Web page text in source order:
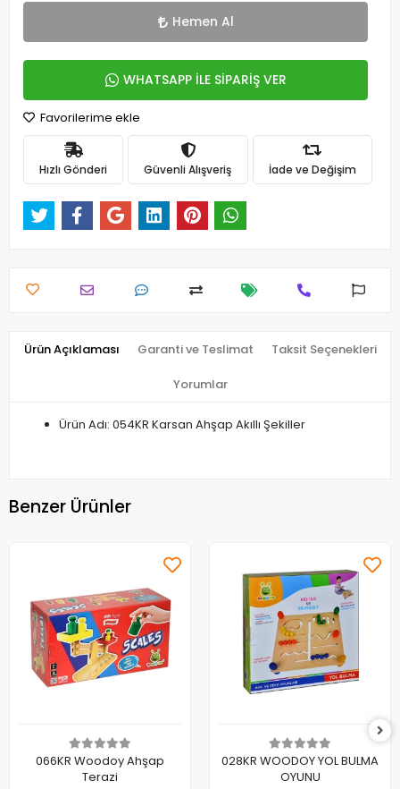
Hemen Al
WHATSAPP İLE SİPARİŞ VER
Favorilerime ekle
Hızlı Gönderi Güvenli Alışveriş İade ve Değişim
Ürün Açıklaması Garanti ve Teslimat Taksit Seçenekleri
Yorumlar
Ürün Adı: 054KR Karsan Ahşap Akıllı Şekiller
Benzer Ürünler
Sepete Ekle
066KR Woodoy Ahşap
Terazi
Sepete Ekle
028KR WOODOY YOL BULMA
OYUNU